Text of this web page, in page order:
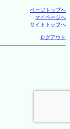
ページトップへ
マイページへ
サイトトップへ
ログアウト